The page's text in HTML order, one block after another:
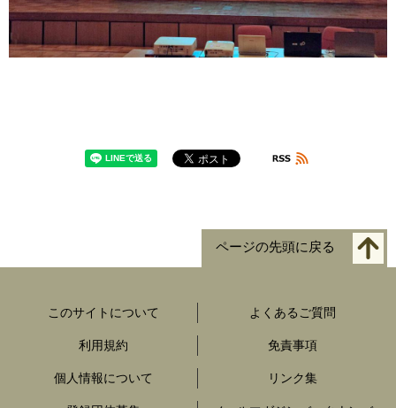
ページの先頭に戻る
このサイトについて よくあるご質問
利用規約 免責事項
個人情報について リンク集